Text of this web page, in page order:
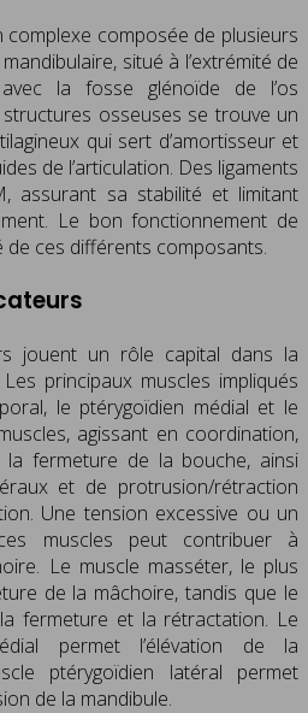
complexe composée de plusieurs
situé à l’extrémité de
avec la fosse glénoïde de l’os
osseuses se trouve un
qui sert d’amortisseur et
de l’articulation. Des ligaments
assurant sa stabilité et limitant
Le bon fonctionnement de
de ces différents composants.
jouent un rôle capital dans la
principaux muscles impliqués
le ptérygoïdien médial et le
agissant en coordination,
la fermeture de la bouche, ainsi
et de protrusion/rétraction
Une tension excessive ou un
muscles peut contribuer à
Le muscle masséter, le plus
de la mâchoire, tandis que le
fermeture et la rétractation. Le
permet l’élévation de la
ptérygoïdien latéral permet
de la mandibule.